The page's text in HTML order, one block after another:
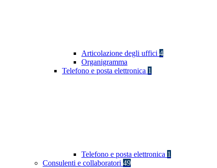
Articolazione degli uffici 4
Organigramma
Telefono e posta elettronica 1
Telefono e posta elettronica 1
Consulenti e collaboratori 49